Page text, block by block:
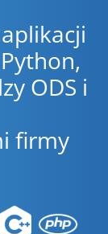
ODS i
firmy